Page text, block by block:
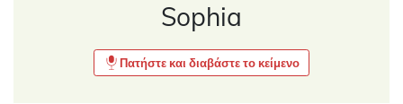
Sophia
Πατήστε και διαβάστε το κείμενο